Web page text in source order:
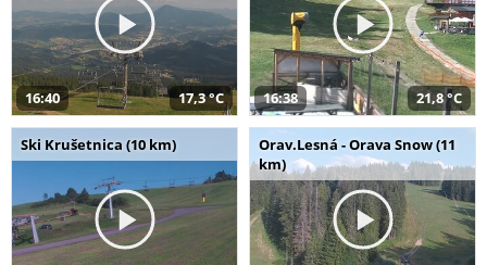
16:40 17,3 °C 16:38 21,8 °C
Ski Krušetnica (10 km)
Orav.Lesná - Orava Snow (11
km)